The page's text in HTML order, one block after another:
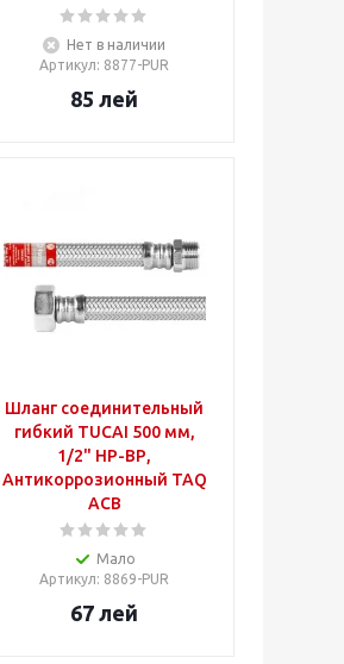
Нет в наличии
Артикул: 8877-PUR
85 лей
Шланг соединительный
гибкий TUCAI 500 мм,
1/2" НР-ВР,
Антикоррозионный TAQ
ACB
Мало
Артикул: 8869-PUR
67 лей